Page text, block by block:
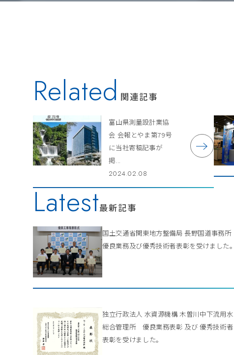
Related 関連記事
富山県測量設計業協
会 会報とやま第79号
に当社寄稿記事が
掲...
2024.02.08
Latest最新記事
国土交通省関東地方整備局 長野国道事務所
優良業務及び優秀技術者表彰を受けました。
独立行政法人 水資源機構 木曽川中下流用水
総合管理所 優良業務表彰 及び 優秀技術者
表彰を受けました。